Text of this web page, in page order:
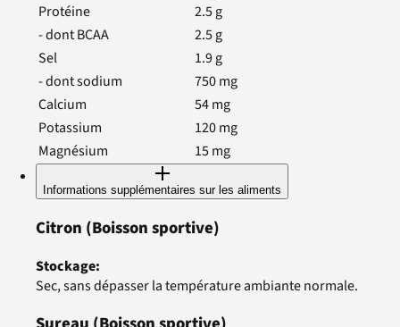
Protéine
2.5g
- dont BCAA
2.5g
Sel
1.9g
- dont sodium
750mg
Calcium
54mg
Potassium
120mg
Magnésium
15mg
Informations supplémentaires sur les aliments
Citron (Boisson sportive)
Stockage:
Sec, sans dépasser la température ambiante normale.